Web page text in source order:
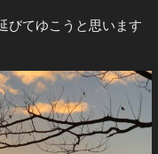
びてゆこうと思います